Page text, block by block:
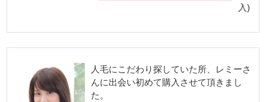
入)
人毛にこだわり探していた所、レミーさ
んに出会い初めて購入させて頂きまし
た。